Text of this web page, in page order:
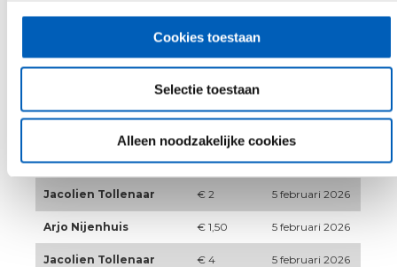
Cookies toestaan
Selectie toestaan
Alleen noodzakelijke cookies
€ 5
Anoniem € 15 5 februari 2026
€ 2
Saskia Uithol € 1 5 februari 2026
Jacolien Tollenaar € 2 5 februari 2026
Arjo Nijenhuis € 1,50 5 februari 2026
Jacolien Tollenaar € 4 5 februari 2026